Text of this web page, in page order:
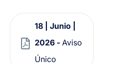
18 | Junio |
2026 - Aviso
Único